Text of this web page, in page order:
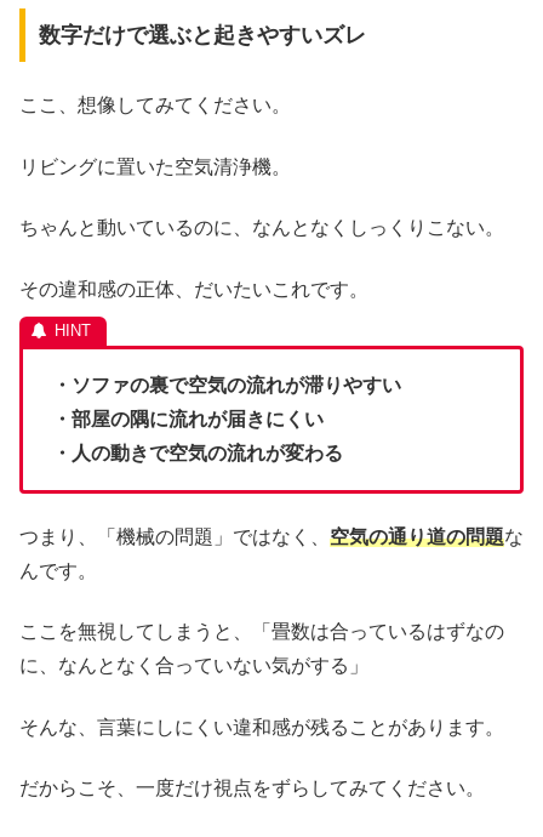
数字だけで選ぶと起きやすいズレ
ここ、想像してみてください。
リビングに置いた空気清浄機。
ちゃんと動いているのに、なんとなくしっくりこない。
その違和感の正体、だいたいこれです。
・ソファの裏で空気の流れが滞りやすい
・部屋の隅に流れが届きにくい
・人の動きで空気の流れが変わる
つまり、「機械の問題」ではなく、 空気の通り道の問題な
んです。
ここを無視してしまうと、「畳数は合っているはずなの
に、なんとなく合っていない気がする」
そんな、言葉にしにくい違和感が残ることがあります。
だからこそ、一度だけ視点をずらしてみてください。